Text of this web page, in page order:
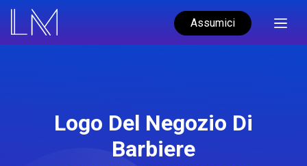
Assumici
Logo Del Negozio Di
Barbiere